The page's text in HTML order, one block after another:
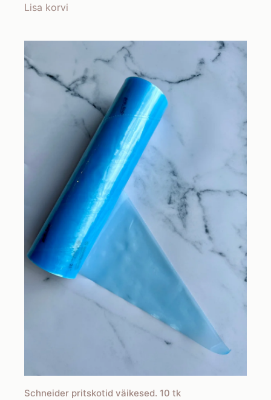
Lisa korvi
Schneider pritskotid väikesed. 10 tk